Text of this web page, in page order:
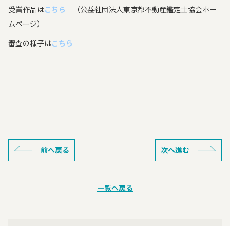
受賞作品はこちら （公益社団法人東京都不動産鑑定士協会ホー
ムページ）
審査の様子はこちら
前へ戻る 次へ進む
一覧へ戻る